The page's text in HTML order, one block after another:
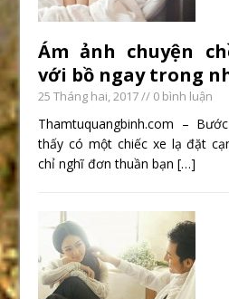
Ám ảnh chuyện
với bồ ngay trong
25 Tháng hai, 2017// 0 bình luận
Thamtuquangbinh.com –
thấy có một chiếc xe lạ đặt
chỉ nghĩ đơn thuần bạn[…]